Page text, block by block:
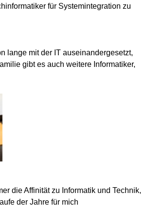
für Systemintegration zu
lange mit der IT auseinandergesetzt,
gibt es auch weitere Informatiker,
die Affinität zu Informatik und Technik,
der Jahre für mich